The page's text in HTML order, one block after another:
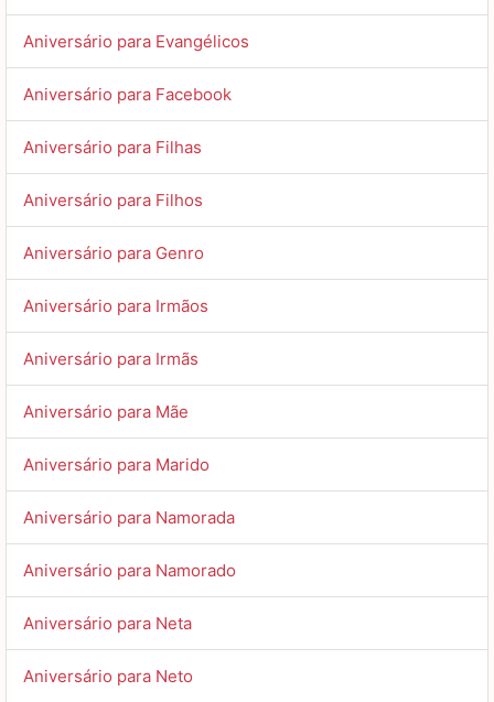
Aniversário para Evangélicos
Aniversário para Facebook
Aniversário para Filhas
Aniversário para Filhos
Aniversário para Genro
Aniversário para Irmãos
Aniversário para Irmãs
Aniversário para Mãe
Aniversário para Marido
Aniversário para Namorada
Aniversário para Namorado
Aniversário para Neta
Aniversário para Neto